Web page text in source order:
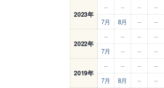
2023年
– – – –
7月
8月 – –
2022年
– – – –
7月
– – –
2019年
– – – –
7月
8月 – –